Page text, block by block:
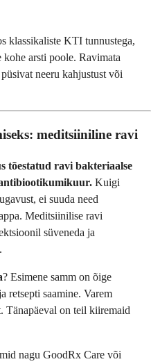
klassikaliste KTI tunnustega,
kohe arsti poole. Ravimata
neeru kahjustust või
meditsiiniline ravi
tõestatud ravi bakteriaalse
Kuigi
ei suuda need
Meditsiinilise ravi
süveneda ja
? Esimene samm on õige
retsepti saamine. Varem
Tänapäeval on teil kiiremaid
nagu GoodRx Care või